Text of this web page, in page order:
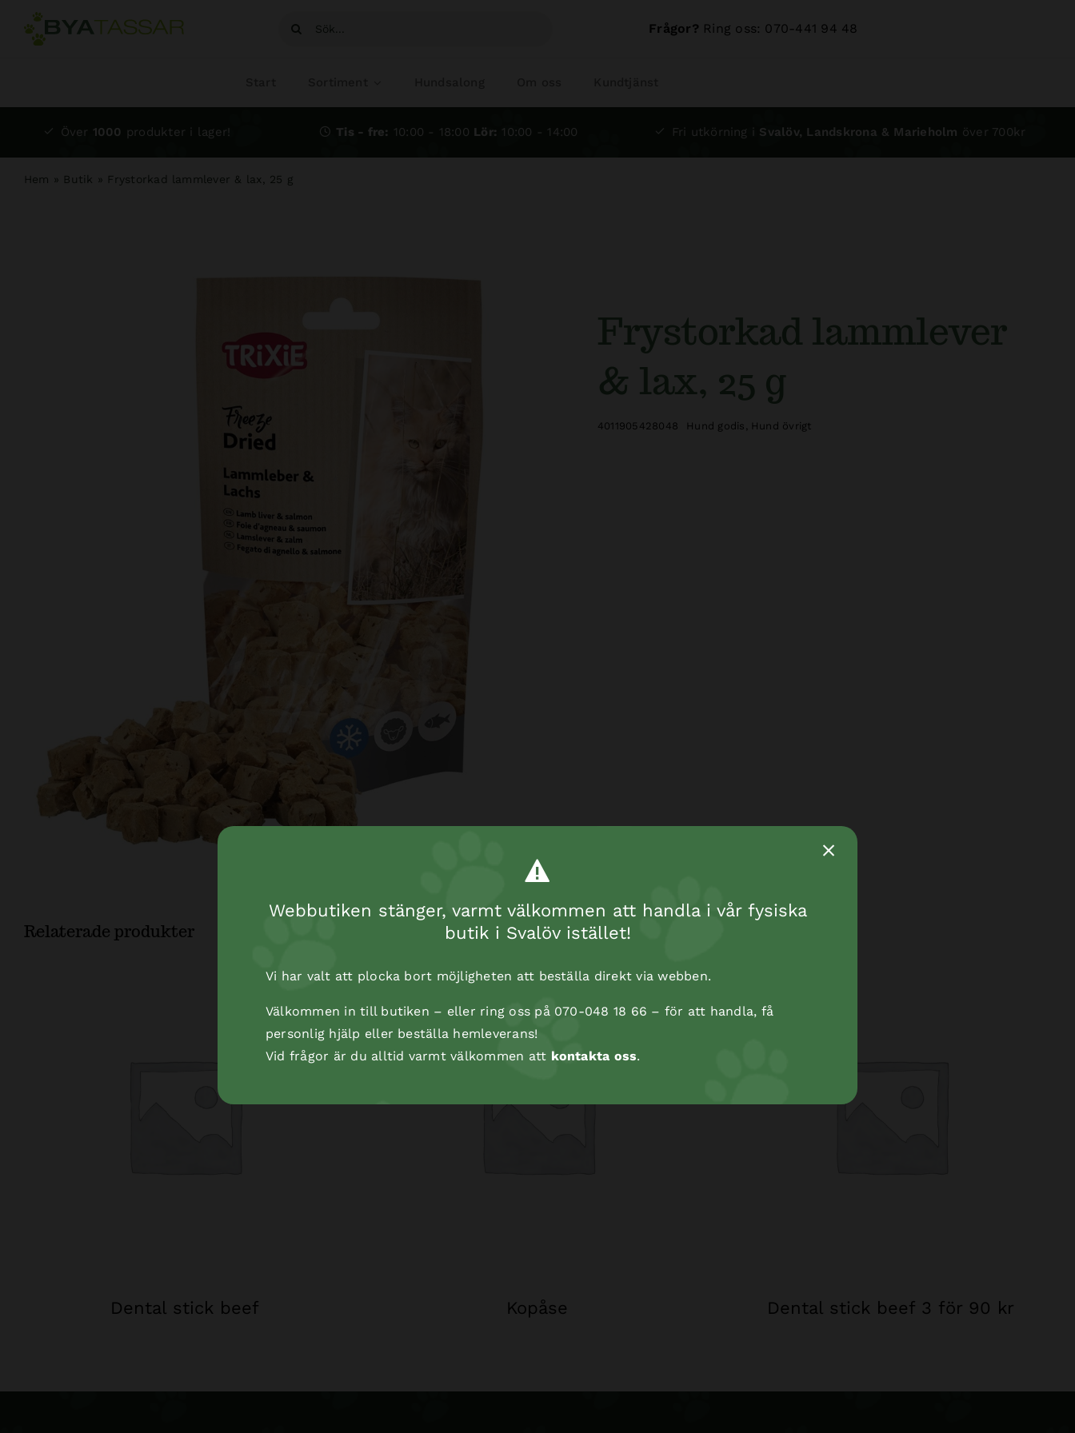
Fortsätt
Sök
Frågor? Ring oss: 070-441 94 48
Över 1000 produkter i lager! Tis - fre: 10:00 - 18:00 Lör: 10:00 - 14:00 Fri utkörning i Svalöv, Landskrona & Marieholm över 700kr
Hem » Butik » Frystorkad lammlever & lax, 25 g
Frystorkad lammlever
& lax, 25 g
4011905428048 Hund godis Hund övrigt
Relaterade produkter
Dental stick beef Kopåse Dental stick beef 3 för 90 kr
Webbutiken stänger, varmt välkommen att handla i vår fysiska
butik i Svalöv istället!
Vi har valt att plocka bort möjligheten att beställa direkt via webben.
Välkommen in till butiken – eller ring oss på 070-048 18 66 – för att handla, få
personlig hjälp eller beställa hemleverans!
Vid frågor är du alltid varmt välkommen att kontakta oss.